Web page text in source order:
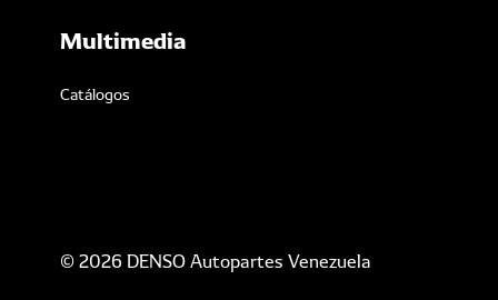
Multimedia
Catálogos
© 2026 DENSO Autopartes Venezuela